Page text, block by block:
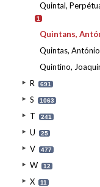
Quintal,
1
Quintans,
Quintas,
Quintino,
R 691
S 1063
T 241
U 25
V 477
W 12
X 11